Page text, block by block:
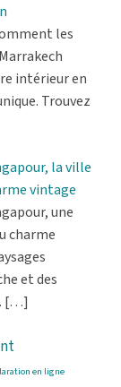
les
intérieur en
Trouvez
la ville
vintage
une
charme
et des
[…]
en ligne